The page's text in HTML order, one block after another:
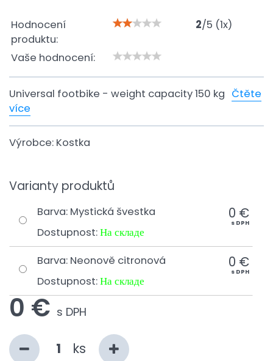
Hodnocení
produktu:
2/5 (1x)
Vaše hodnocení:
Universal footbike - weight capacity 150 kg Čtěte
více
Výrobce: Kostka
Varianty produktů
Barva: Mystická švestka
Dostupnost:На складе
0 €
s DPH
Barva: Neonově citronová
Dostupnost:На складе
0 €
s DPH
0 € s DPH
ks